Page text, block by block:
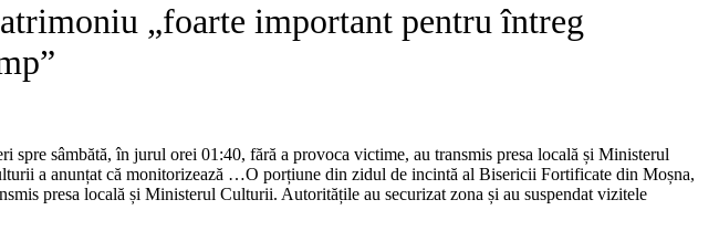
„foarte important pentru întreg
sâmbătă, în jurul orei 01:40, fără a provoca victime, au transmis presa locală și Ministerul
a anunțat că monitorizează …​O porțiune din zidul de incintă al Bisericii Fortificate din Moșna,
presa locală și Ministerul Culturii. Autoritățile au securizat zona și au suspendat vizitele